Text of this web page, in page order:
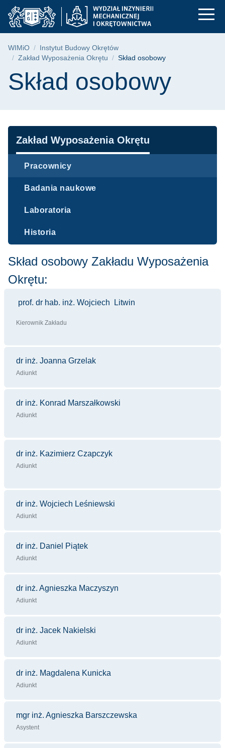
Przejdź
do
menu
Przejdź
do
wyszukiwarki
Przejdź
do
treści
Skład osobowy |
Ścieżka nawigacyjna
WIMiO
Instytut Budowy Okrętów
Zakład Wyposażenia Okrętu
Skład osobowy
Treść strony
Skład osobowy
Nawigacja
Zakład Wyposażenia Okrętu
Pracownicy
Badania naukowe
Laboratoria
Historia
Skład osobowy Zakładu Wyposażenia
Okrętu:
prof. dr hab. inż. Wojciech Litwin
Kierownik Zakładu
dr inż. Joanna Grzelak
Adiunkt
dr inż. Konrad Marszałkowski
Adiunkt
dr inż. Kazimierz Czapczyk
Adiunkt
dr inż. Wojciech Leśniewski
Adiunkt
dr inż. Daniel Piątek
Adiunkt
dr inż. Agnieszka Maczyszyn
Adiunkt
dr inż. Jacek Nakielski
Adiunkt
dr inż. Magdalena Kunicka
Adiunkt
mgr inż. Agnieszka Barszczewska
Asystent